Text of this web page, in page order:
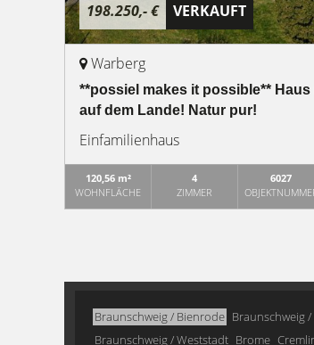
198.250,- € VERKAUFT
Warberg
**possiel makes it possible**
auf dem Lande! Natur pur!
Einfamilienhaus
120,56 m²
WOHNFLÄCHE
4
ZIMMER
6027
Braunschweig / Bienrode Braunschweig
Braunschweig / Weststadt Brome